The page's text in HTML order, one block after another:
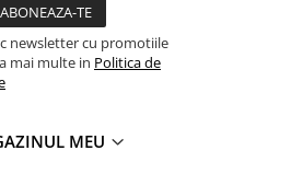
newsletter cu promotiile
mai multe in Politica de
MEU